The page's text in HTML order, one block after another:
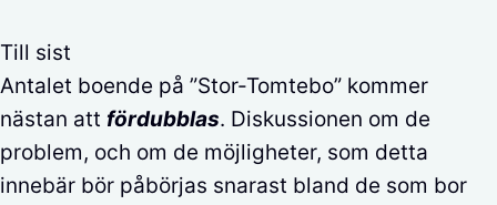
Till sist
Antalet boende på ”Stor-Tomtebo” kommer
nästan att fördubblas. Diskussionen om de
problem, och om de möjligheter, som detta
innebär bör påbörjas snarast bland de som bor